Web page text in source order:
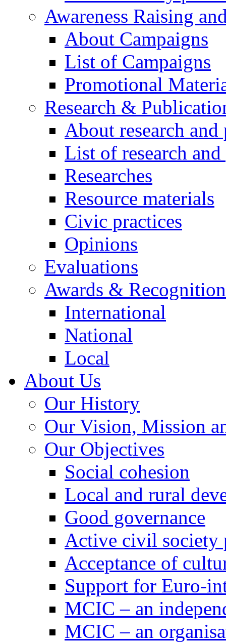
Awareness Raising
About Campaigns
List of Campaigns
Promotional
Research &
About research
List of research
Researches
Resource materials
Civic practices
Opinions
Evaluations
Awards &
International
National
Local
About Us
Our History
Our Vision, Mission
Our Objectives
Social cohesion
Local and rural
Good governance
Active civil society
Acceptance of
Support for Euro-
MCIC – an
MCIC – an